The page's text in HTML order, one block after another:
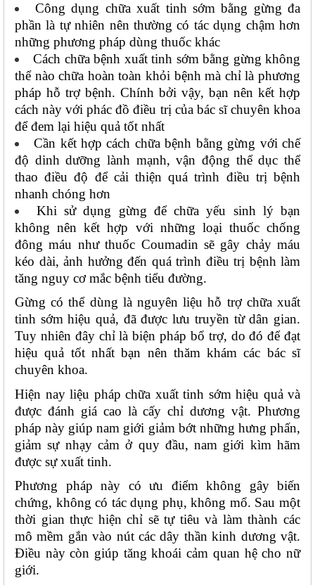
Công dụng chữa xuất tinh sớm bằng gừng đa
phần là tự nhiên nên thường có tác dụng chậm hơn
những phương pháp dùng thuốc khác
Cách chữa bệnh xuất tinh sớm bằng gừng không
thể nào chữa hoàn toàn khỏi bệnh mà chỉ là phương
pháp hỗ trợ bệnh. Chính bởi vậy, bạn nên kết hợp
cách này với phác đồ điều trị của bác sĩ chuyên khoa
để đem lại hiệu quả tốt nhất
Cần kết hợp cách chữa bệnh bằng gừng với chế
độ dinh dưỡng lành mạnh, vận động thể dục thể
thao điều độ để cải thiện quá trình điều trị bệnh
nhanh chóng hơn
Khi sử dụng gừng để chữa yếu sinh lý bạn
không nên kết hợp với những loại thuốc chống
đông máu như thuốc Coumadin sẽ gây chảy máu
kéo dài, ảnh hưởng đến quá trình điều trị bệnh làm
tăng nguy cơ mắc bệnh tiểu đường.
Gừng có thể dùng là nguyên liệu hỗ trợ chữa xuất
tinh sớm hiệu quả, đã được lưu truyền từ dân gian.
Tuy nhiên đây chỉ là biện pháp bổ trợ, do đó để đạt
hiệu quả tốt nhất bạn nên thăm khám các bác sĩ
chuyên khoa.
Hiện nay liệu pháp chữa xuất tinh sớm hiệu quả và
được đánh giá cao là cấy chỉ dương vật. Phương
pháp này giúp nam giới giảm bớt những hưng phấn,
giảm sự nhạy cảm ở quy đầu, nam giới kìm hãm
được sự xuất tinh.
Phương pháp này có ưu điểm không gây biến
chứng, không có tác dụng phụ, không mổ. Sau một
thời gian thực hiện chỉ sẽ tự tiêu và làm thành các
mô mềm gắn vào nút các dây thần kinh dương vật.
Điều này còn giúp tăng khoái cảm quan hệ cho nữ
giới.